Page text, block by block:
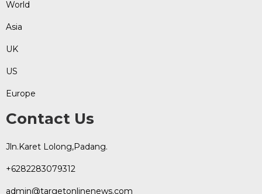
World
Asia
UK
US
Europe
Contact Us
Jln.Karet Lolong,Padang.
+6282283079312
admin@targetonlinenews.com